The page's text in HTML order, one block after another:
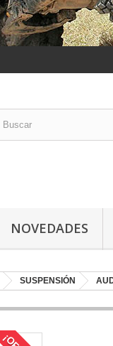
NOVEDADES
SUSPENSIÓN